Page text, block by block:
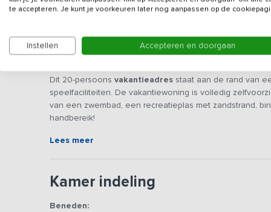
Beschrijving
Dit 20-persoons vakantieadres staat aan de rand van
speelfaciliteiten. De vakantiewoning is volledig
van een zwembad, een recreatieplas met zandstrand,
handbereik!
De accommodatie is voorzien van een grote centrale
de keukens bereik je de tuin en het grote terras door
Lees meer
Kamer indeling
Beneden:
te accepteren. Je kunt je voorkeuren later nog aanpassen op de
Instellen Accepteren en doorgaan